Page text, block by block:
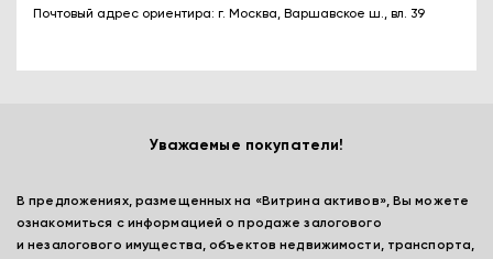
Почтовый адрес ориентира: г. Москва, Варшавское ш., вл. 39
Уважаемые покупатели!
В предложениях, размещенных на «Витрина активов», Вы можете
ознакомиться с информацией о продаже залогового
и незалогового имущества, объектов недвижимости, транспорта,